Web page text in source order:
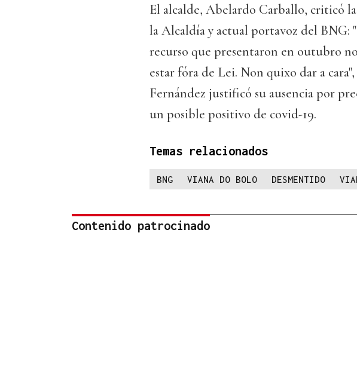
El alcalde, Abelardo Carballo, criticó
la Alcaldía y actual portavoz del BNG:
recurso que presentaron en outubro
estar fóra de Lei. Non quixo dar a
Fernández justificó su ausencia por
un posible positivo de covid-19.
Temas relacionados
BNG VIANA DO BOLO DESMENTIDO
Contenido patrocinado